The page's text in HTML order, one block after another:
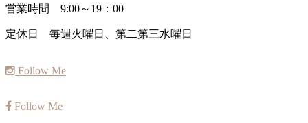
営業時間 9:00～19：00
定休日 毎週火曜日、第二第三水曜日
Follow Me
Follow Me